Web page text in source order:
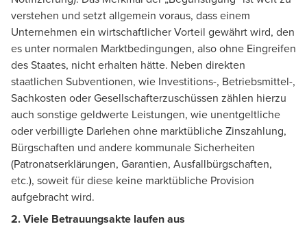
verstehen und setzt allgemein voraus, dass einem
Unternehmen ein wirtschaftlicher Vorteil gewährt wird, den
es unter normalen Marktbedingungen, also ohne Eingreifen
des Staates, nicht erhalten hätte. Neben direkten
staatlichen Subventionen, wie Investitions-, Betriebsmittel-,
Sachkosten oder Gesellschafterzuschüssen zählen hierzu
auch sonstige geldwerte Leistungen, wie unentgeltliche
oder verbilligte Darlehen ohne marktübliche Zinszahlung,
Bürgschaften und andere kommunale Sicherheiten
(Patronatserklärungen, Garantien, Ausfallbürgschaften,
etc.), soweit für diese keine marktübliche Provision
aufgebracht wird.
2. Viele Betrauungsakte laufen aus